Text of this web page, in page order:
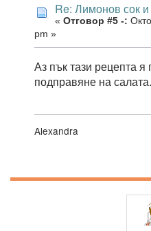
Re: Лимонов сок и
« Отговор #5 -:
pm »
Аз пък тази рецепта я
подправяне на
Alexandra